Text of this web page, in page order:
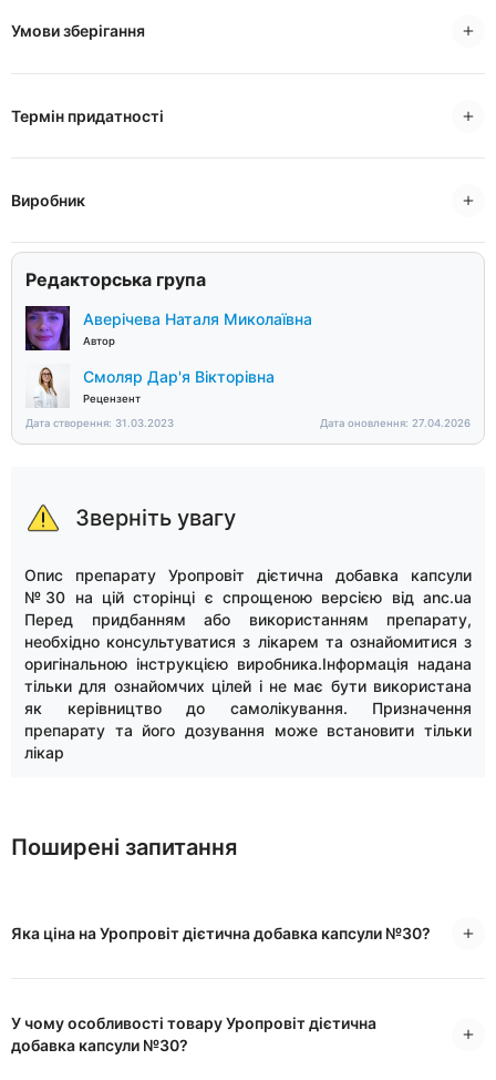
Умови зберігання
Термін придатності
Виробник
Редакторська група
Аверічева Наталя Миколаївна
Автор
Смоляр Дар'я Вікторівна
Рецензент
Дата створення: 31.03.2023
Дата оновлення: 27.04.2026
Зверніть увагу
Опис препарату Уропровіт дієтична добавка капсули
№30 на цій сторінці є спрощеною версією від anc.ua
Перед придбанням або використанням препарату,
необхідно консультуватися з лікарем та ознайомитися з
оригінальною інструкцією виробника.Інформація надана
тільки для ознайомчих цілей і не має бути використана
як керівництво до самолікування. Призначення
препарату та його дозування може встановити тільки
лікар
Поширені запитання
Яка ціна на Уропровіт дієтична добавка капсули №30?
У чому особливості товару Уропровіт дієтична
добавка капсули №30?